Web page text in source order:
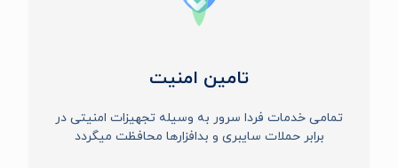
تامین امنیت
تمامی خدمات فردا سرور به وسیله تجهیزات امنیتی در
برابر حملات سایبری و بدافزارها محافظت میگردد